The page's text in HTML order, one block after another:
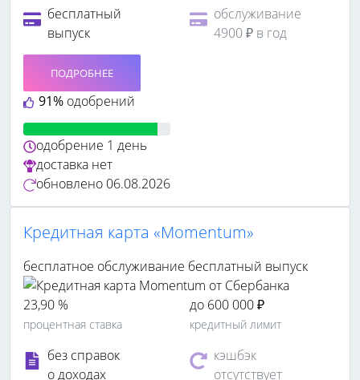
бесплатный
выпуск
обслуживание
4900 ₽ в год
91% одобрений
ПОДРОБНЕЕ
одобрение 1 день
доставка нет
обновлено 06.08.2026
Кредитная карта «Momentum»
бесплатное обслуживание бесплатный выпуск
23,90 %
процентная ставка
до 600 000 ₽
кредитный лимит
без справок
о доходах
кэшбэк
отсутствует